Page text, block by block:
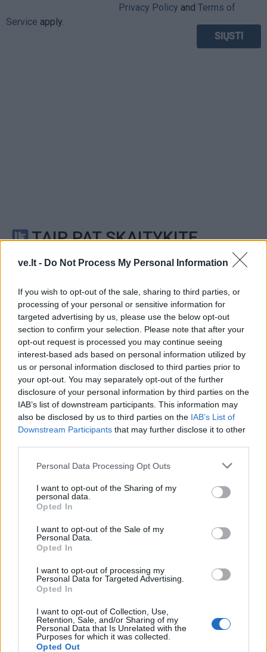
ve.lt - Do Not Process My Personal Information
If you wish to opt-out of the sale, sharing to third parties, or
processing of your personal or sensitive information for
targeted advertising by us, please use the below opt-out
section to confirm your selection. Please note that after your
opt-out request is processed you may continue seeing
interest-based ads based on personal information utilized by
us or personal information disclosed to third parties prior to
your opt-out. You may separately opt-out of the further
disclosure of your personal information by third parties on the
IAB’s list of downstream participants. This information may
also be disclosed by us to third parties on the IAB’s List of
Downstream Participants that may further disclose it to other
Personal Data Processing Opt Outs
I want to opt-out of the Sharing of my
personal data.
Opted In
I want to opt-out of the Sale of my
Personal Data.
Opted In
I want to opt-out of processing my
Personal Data for Targeted Advertising.
Opted In
I want to opt-out of Collection, Use,
Retention, Sale, and/or Sharing of my
Personal Data that Is Unrelated with the
Purposes for which it was collected.
Opted Out
Privacy Policy and Terms of
Service apply.
TAIP PAT SKAITYKITE
Aktualijos
Šauktinių universitetai
neskriaus
(1)
Aktualijos
Rizikuoja gyvybe, bet ne
pinigine: už maudynes
audringoje jūroje baudos
lieka neišrašytos (1)
Klaipėda
atnaujinamo pastato
paskirtis liks ta pati
šventė: istorikai kels